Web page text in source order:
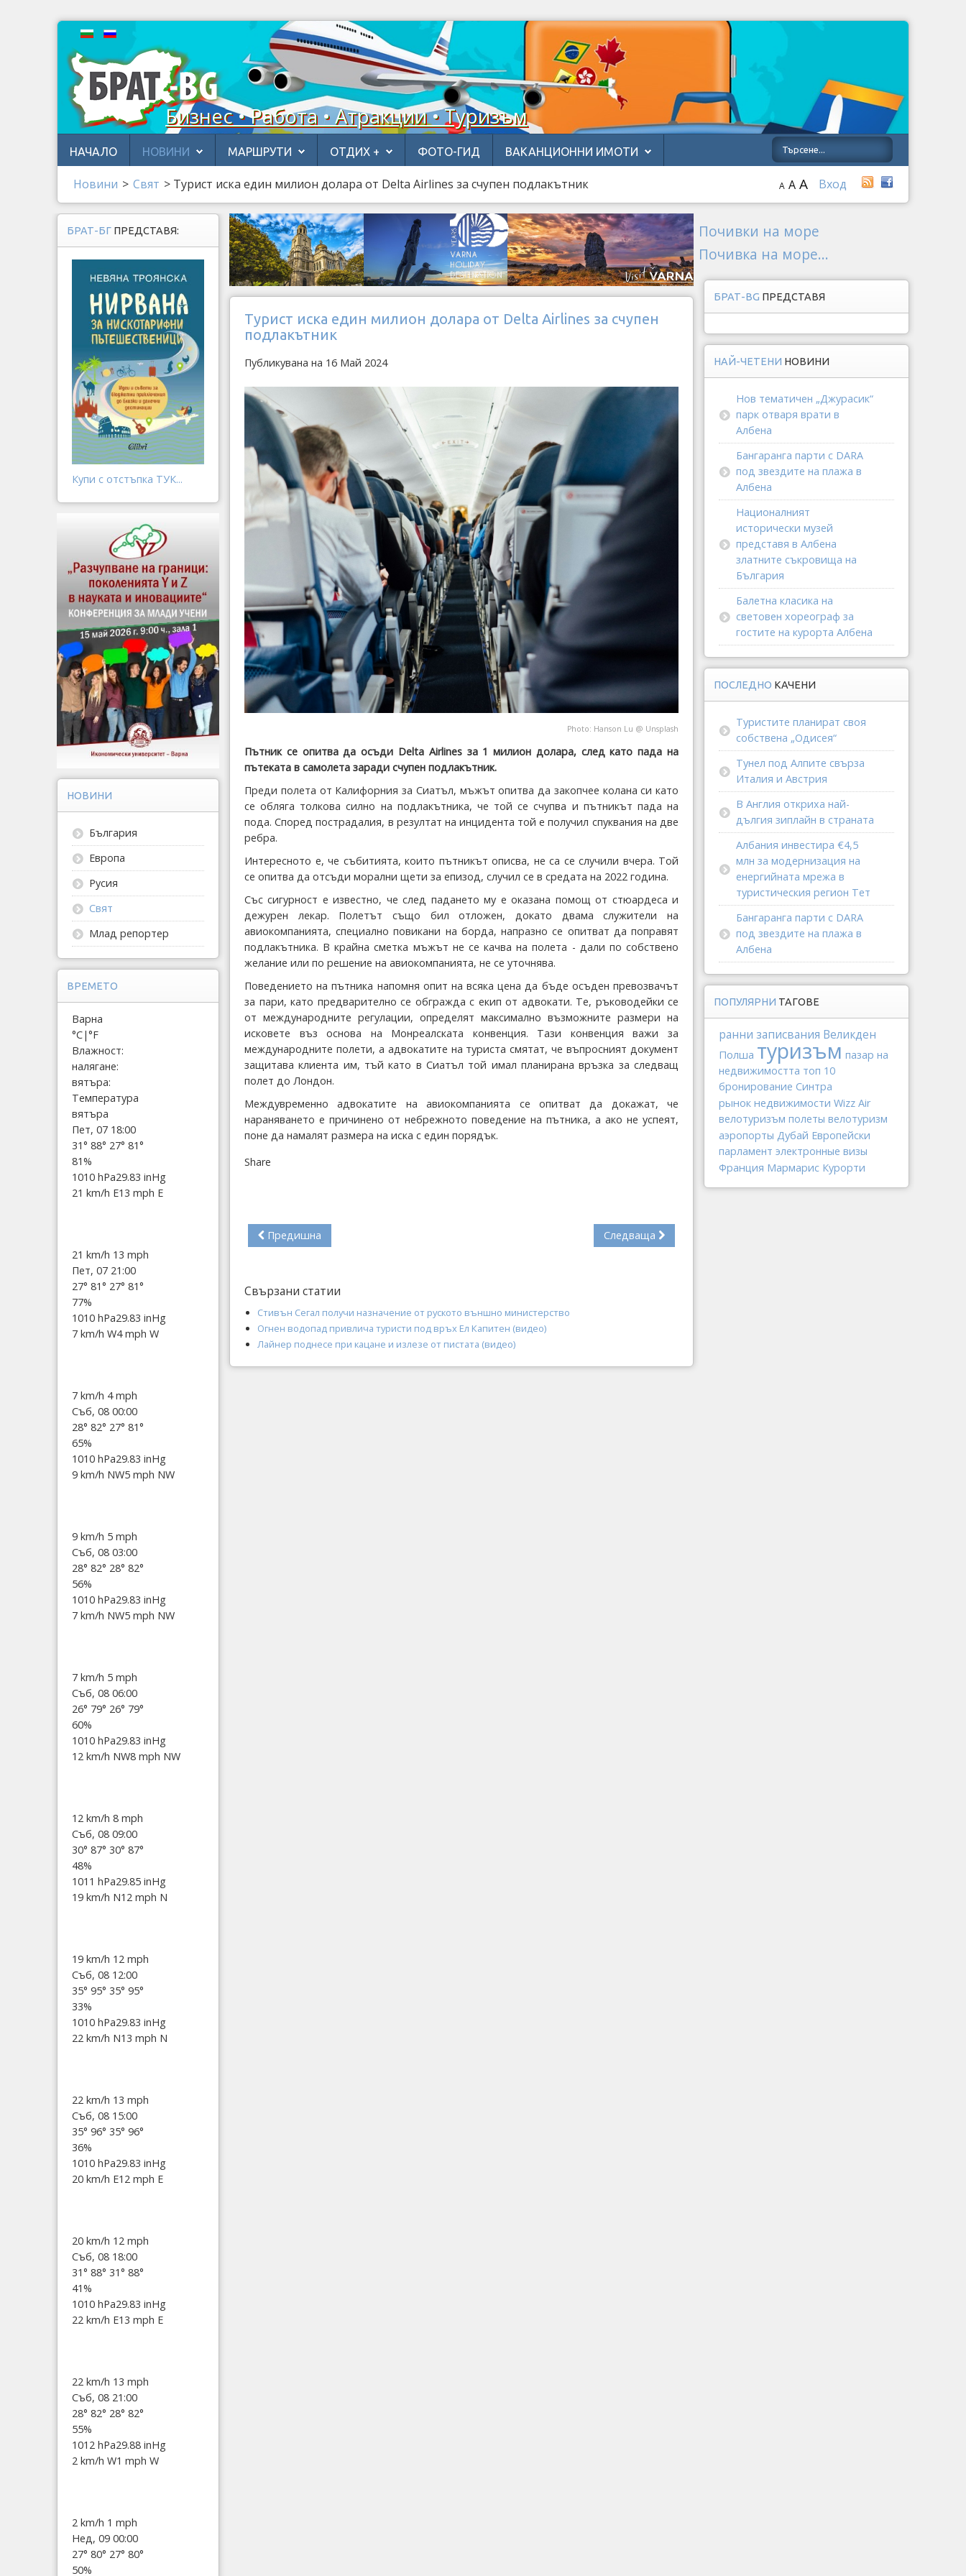
Бизнес • Работа • Атракции • Туризъм
НАЧАЛО НОВИНИ МАРШРУТИ ОТДИХ + ФОТО-ГИД ВАКАНЦИОННИ ИМОТИ
Новини > Свят > Турист иска един милион долара от Delta Airlines за счупен подлакътник Вход
A A A
Турист иска един милион долара от Delta Airlines за счупен
подлакътник
Публикувана на 16 Май 2024
Photo: Hanson Lu @ Unsplash
Пътник се опитва да осъди Delta Airlines за 1 милион долара, след като пада на
пътеката в самолета заради счупен подлакътник.
Преди полета от Калифорния за Сиатъл, мъжът опитва да закопчее колана си като
се обляга толкова силно на подлакътника, че той се счупва и пътникът пада на
пода. Според пострадалия, в резултат на инцидента той е получил спуквания на две
ребра.
Интересното е, че събитията, които пътникът описва, не са се случили вчера. Той
се опитва да отсъди морални щети за епизод, случил се в средата на 2022 година.
Със сигурност е известно, че след падането му е оказана помощ от стюардеса и
дежурен лекар. Полетът също бил отложен, докато двама служители на
авиокомпанията, специално повикани на борда, напразно се опитват да поправят
подлакътника. В крайна сметка мъжът не се качва на полета - дали по собствено
желание или по решение на авиокомпанията, не се уточнява.
Поведението на пътника напомня опит на всяка цена да бъде осъден превозвачът
за пари, като предварително се обгражда с екип от адвокати. Те, ръководейки се
от международните регулации, определят максимално възможните размери на
исковете въз основа на Монреалската конвенция. Тази конвенция важи за
международните полети, а адвокатите на туриста смятат, че въпросният документ
защитава клиента им, тъй като в Сиатъл той имал планирана връзка за следващ
полет до Лондон.
Междувременно адвокатите на авиокомпанията се опитват да докажат, че
нараняването е причинено от небрежното поведение на пътника, а ако не успеят,
поне да намалят размера на иска с един порядък.
Share
Предишна Следваща
Свързани статии
Стивън Сегал получи назначение от руското външно министерство
Огнен водопад привлича туристи под връх Ел Капитен (видео)
Лайнер поднесе при кацане и излезе от пистата (видео)
БРАТ-БГ ПРЕДСТАВЯ:
Купи с отстъпка ТУК...
НОВИНИ
България
Европа
Русия
Свят
Млад репортер
ВРЕМЕТО
Варна
°C|°F
Влажност:
налягане:
вятъра:
Температура
вятъра
Пет, 07 18:00
31° 88° 27° 81°
81%
1010 hPa29.83 inHg
21 km/h E13 mph E
21 km/h 13 mph
Пет, 07 21:00
27° 81° 27° 81°
77%
1010 hPa29.83 inHg
7 km/h W4 mph W
7 km/h 4 mph
Съб, 08 00:00
28° 82° 27° 81°
65%
1010 hPa29.83 inHg
9 km/h NW5 mph NW
9 km/h 5 mph
Съб, 08 03:00
28° 82° 28° 82°
56%
1010 hPa29.83 inHg
7 km/h NW5 mph NW
7 km/h 5 mph
Съб, 08 06:00
26° 79° 26° 79°
60%
1010 hPa29.83 inHg
12 km/h NW8 mph NW
12 km/h 8 mph
Съб, 08 09:00
30° 87° 30° 87°
48%
1011 hPa29.85 inHg
19 km/h N12 mph N
19 km/h 12 mph
Съб, 08 12:00
35° 95° 35° 95°
33%
1010 hPa29.83 inHg
22 km/h N13 mph N
22 km/h 13 mph
Съб, 08 15:00
35° 96° 35° 96°
36%
1010 hPa29.83 inHg
20 km/h E12 mph E
20 km/h 12 mph
Съб, 08 18:00
31° 88° 31° 88°
41%
1010 hPa29.83 inHg
22 km/h E13 mph E
22 km/h 13 mph
Съб, 08 21:00
28° 82° 28° 82°
55%
1012 hPa29.88 inHg
2 km/h W1 mph W
2 km/h 1 mph
Нед, 09 00:00
27° 80° 27° 80°
50%
Почивки на море
Почивка на море...
БРАТ-BG ПРЕДСТАВЯ
НАЙ-ЧЕТЕНИ НОВИНИ
Нов тематичен „Джурасик“
парк отваря врати в
Албена
Бангаранга парти с DARA
под звездите на плажа в
Албена
Националният
исторически музей
представя в Албена
златните съкровища на
България
Балетна класика на
световен хореограф за
гостите на курорта Албена
ПОСЛЕДНО КАЧЕНИ
Туристите планират своя
собствена „Одисея“
Тунел под Алпите свърза
Италия и Австрия
В Англия откриха най-
дългия зиплайн в страната
Албания инвестира €4,5
млн за модернизация на
енергийната мрежа в
туристическия регион Тет
Бангаранга парти с DARA
под звездите на плажа в
Албена
ПОПУЛЯРНИ ТАГОВЕ
ранни записвания Великден
Полша туризъм пазар на
недвижимостта топ 10
бронирование Синтра
рынок недвижимости Wizz Air
велотуризъм полеты велотуризм
аэропорты Дубай Европейски
парламент электронные визы
Франция Мармарис Курорти